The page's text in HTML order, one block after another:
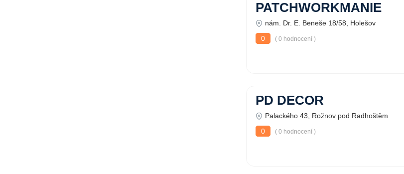
PATCHWORKMANIE
nám. Dr. E. Beneše 18/58, Holešov
0
( 0 hodnocení )
PD DECOR
Palackého 43, Rožnov pod Radhoštěm
0
( 0 hodnocení )